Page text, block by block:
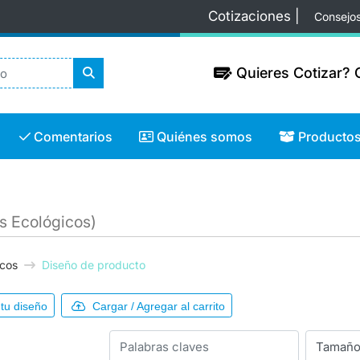
Cotizaciones |
Quieres Cotizar?
Quieres Cotizar?
Comentarios
Comentarios Quiénes somos
Quiénes somos Productos
Productos
Ecológicos)
Diseño de producto
diseño Cargar / Agregar al carrito